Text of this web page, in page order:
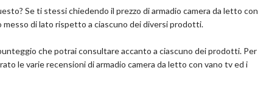
l'offerta
Se ti stessi chiedendo il prezzo di armadio camera da letto con
messo di lato rispetto a ciascuno dei diversi prodotti.
che potrai consultare accanto a ciascuno dei prodotti. Per
le varie recensioni di armadio camera da letto con vano tv ed i